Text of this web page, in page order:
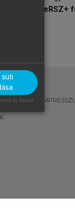
MeRSZ+
süti
by Klaro!